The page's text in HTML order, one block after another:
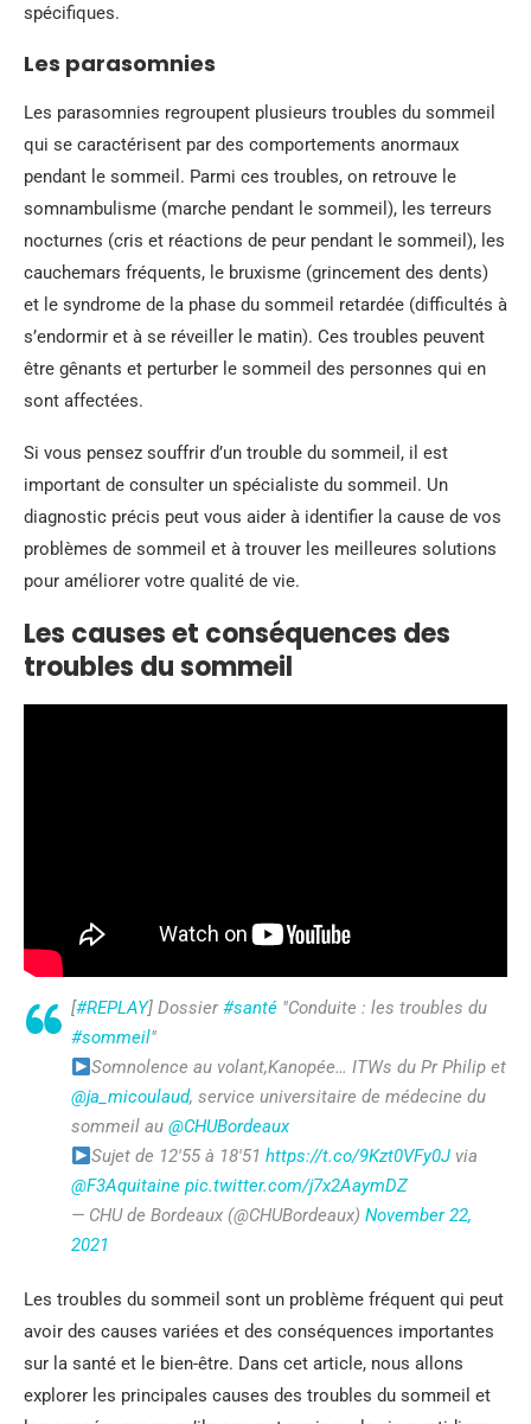
spécifiques.
Les parasomnies
Les parasomnies regroupent plusieurs troubles du sommeil
qui se caractérisent par des comportements anormaux
pendant le sommeil. Parmi ces troubles, on retrouve le
somnambulisme (marche pendant le sommeil), les terreurs
nocturnes (cris et réactions de peur pendant le sommeil), les
cauchemars fréquents, le bruxisme (grincement des dents)
et le syndrome de la phase du sommeil retardée (difficultés à
s’endormir et à se réveiller le matin). Ces troubles peuvent
être gênants et perturber le sommeil des personnes qui en
sont affectées.
Si vous pensez souffrir d’un trouble du sommeil, il est
important de consulter un spécialiste du sommeil. Un
diagnostic précis peut vous aider à identifier la cause de vos
problèmes de sommeil et à trouver les meilleures solutions
pour améliorer votre qualité de vie.
Les causes et conséquences des
troubles du sommeil
[#REPLAY] Dossier#santé "Conduite : les troubles du
#sommeil"
Somnolence au volant,Kanopée… ITWs du Pr Philip et
@ja_micoulaud, service universitaire de médecine du
sommeil au @CHUBordeaux
Sujet de 12'55 à 18'51https://t.co/9Kzt0VFy0J via
@F3Aquitaine pic.twitter.com/j7x2AaymDZ
— CHU de Bordeaux (@CHUBordeaux) November 22,
2021
Les troubles du sommeil sont un problème fréquent qui peut
avoir des causes variées et des conséquences importantes
sur la santé et le bien-être. Dans cet article, nous allons
explorer les principales causes des troubles du sommeil et